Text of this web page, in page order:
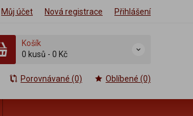
Můj účet Nová registrace Přihlášení
Košík
0 kusů - 0 Kč
Porovnávané (0) Oblíbené (0)